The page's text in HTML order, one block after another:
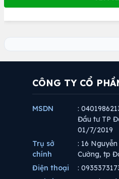
CÔNG TY CỔ
MSDN
:
Đầu tư TP
01/7/2019
Trụ sở
chính
: 16
Cường, tp
Điện thoại
: